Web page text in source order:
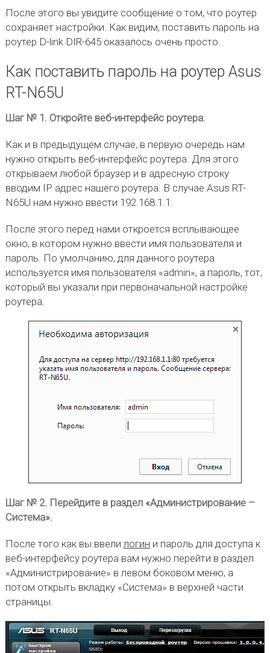
После этого вы увидите сообщение о том, что роутер
сохраняет настройки. Как видим, поставить пароль на
роутер D-link DIR-645 оказалось очень просто.
Как поставить пароль на роутер Asus
RT-N65U
Шаг № 1. Откройте веб-интерфейс роутера.
Как и в предыдущем случае, в первую очередь нам
нужно открыть веб-интерфейс роутера. Для этого
открываем любой браузер и в адресную строку
вводим IP адрес нашего роутера. В случае Asus RT-
N65U нам нужно ввести 192.168.1.1.
После этого перед нами откроется всплывающее
окно, в котором нужно ввести имя пользователя и
пароль. По умолчанию, для данного роутера
используется имя пользователя «admin», а пароль, тот,
который вы указали при первоначальной настройке
роутера.
Шаг № 2. Перейдите в раздел «Администрирование –
Система».
После того как вы ввели логин и пароль для доступа к
веб-интерфейсу роутера вам нужно перейти в раздел
«Администрирование» в левом боковом меню, а
потом открыть вкладку «Система» в верхней части
страницы.